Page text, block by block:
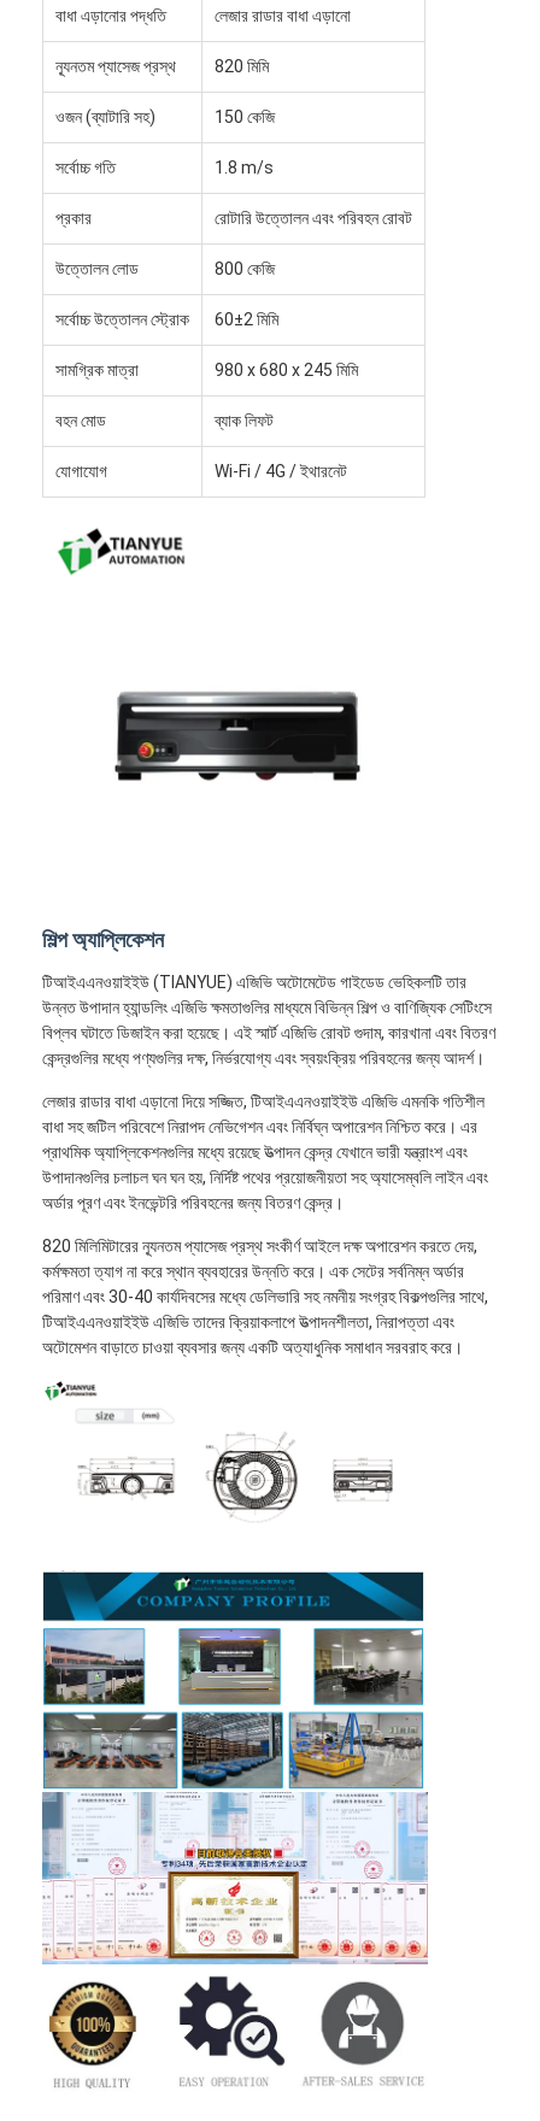
স্মার্ট ড্রোন ফোর্কলিফ্ট
এএমআর অটোমোবাইল রোবট
ত্রি-মাত্রিক গুদাম শটল
ইউজিভি ওয়্যার-নিয়ন্ত্রিত চার চাকা বহিরঙ্গন চ্যাসি
এজিভি সমর্থনকারী চার্জিং সরঞ্জাম
AGV মেকানাম হুইল ড্রাইভ উপাদান
এজিভি স্টিয়ারিং হুইল সমাবেশ ড্রাইভ
অটোমেটেড নন-স্ট্যান্ডার্ড সরঞ্জাম
বাণিজ্যিক রোবট
বাধা এড়ানোর পদ্ধতি লেজার রাডার বাধা এড়ানো
ন্যূনতম প্যাসেজ প্রস্থ 820 মিমি
ওজন (ব্যাটারি সহ) 150 কেজি
সর্বোচ্চ গতি 1.8 m/s
প্রকার রোটারি উত্তোলন এবং পরিবহন রোবট
উত্তোলন লোড 800 কেজি
সর্বোচ্চ উত্তোলন স্ট্রোক 60±2 মিমি
সামগ্রিক মাত্রা 980 x 680 x 245 মিমি
বহন মোড ব্যাক লিফট
যোগাযোগ Wi-Fi / 4G / ইথারনেট
শিল্প অ্যাপ্লিকেশন
টিআইএএনওয়াইইউ (TIANYUE) এজিভি অটোমেটেড গাইডেড ভেহিকলটি তার
উন্নত উপাদান হ্যান্ডলিং এজিভি ক্ষমতাগুলির মাধ্যমে বিভিন্ন শিল্প ও বাণিজ্যিক সেটিংসে
বিপ্লব ঘটাতে ডিজাইন করা হয়েছে। এই স্মার্ট এজিভি রোবট গুদাম, কারখানা এবং বিতরণ
কেন্দ্রগুলির মধ্যে পণ্যগুলির দক্ষ, নির্ভরযোগ্য এবং স্বয়ংক্রিয় পরিবহনের জন্য আদর্শ।
লেজার রাডার বাধা এড়ানো দিয়ে সজ্জিত, টিআইএএনওয়াইইউ এজিভি এমনকি গতিশীল
বাধা সহ জটিল পরিবেশে নিরাপদ নেভিগেশন এবং নির্বিঘ্ন অপারেশন নিশ্চিত করে। এর
প্রাথমিক অ্যাপ্লিকেশনগুলির মধ্যে রয়েছে উত্পাদন কেন্দ্র যেখানে ভারী যন্ত্রাংশ এবং
উপাদানগুলির চলাচল ঘন ঘন হয়, নির্দিষ্ট পথের প্রয়োজনীয়তা সহ অ্যাসেম্বলি লাইন এবং
অর্ডার পূরণ এবং ইনভেন্টরি পরিবহনের জন্য বিতরণ কেন্দ্র।
820 মিলিমিটারের ন্যূনতম প্যাসেজ প্রস্থ সংকীর্ণ আইলে দক্ষ অপারেশন করতে দেয়,
কর্মক্ষমতা ত্যাগ না করে স্থান ব্যবহারের উন্নতি করে। এক সেটের সর্বনিম্ন অর্ডার
পরিমাণ এবং 30-40 কার্যদিবসের মধ্যে ডেলিভারি সহ নমনীয় সংগ্রহ বিকল্পগুলির সাথে,
টিআইএএনওয়াইইউ এজিভি তাদের ক্রিয়াকলাপে উত্পাদনশীলতা, নিরাপত্তা এবং
অটোমেশন বাড়াতে চাওয়া ব্যবসার জন্য একটি অত্যাধুনিক সমাধান সরবরাহ করে।